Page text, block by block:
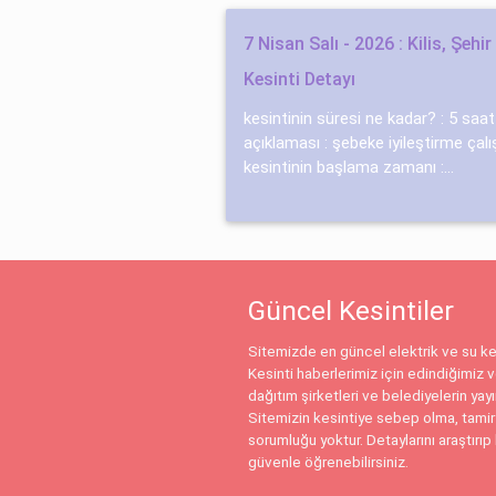
7 Nisan Salı - 2026 : Kilis,
Kesinti Detayı
kesintinin süresi ne kadar? : 5
açıklaması : şebeke i̇yi̇leşti̇rme
kesintinin başlama zamanı :...
Güncel Kesintiler
Sitemizde en güncel elektrik ve su
Kesinti haberlerimiz için edindiğimiz
dağıtım şirketleri ve belediyelerin
Sitemizin kesintiye sebep olma,
sorumluğu yoktur. Detaylarını
güvenle öğrenebilirsiniz.